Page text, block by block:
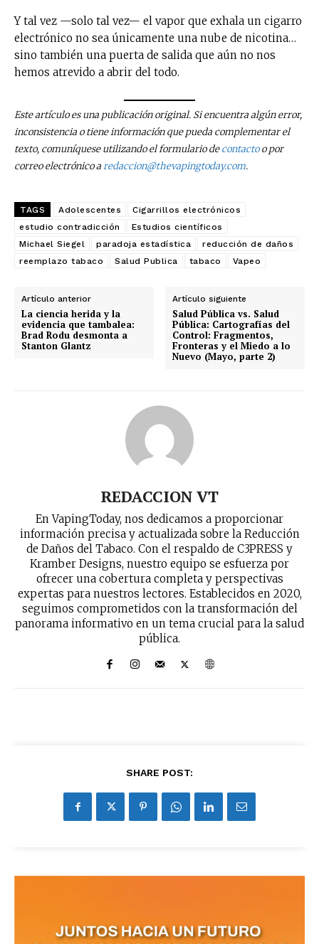
Y tal vez —solo tal vez— el vapor que exhala un cigarro
electrónico no sea únicamente una nube de nicotina…
sino también una puerta de salida que aún no nos
hemos atrevido a abrir del todo.
Este artículo es una publicación original. Si encuentra algún error,
inconsistencia o tiene información que pueda complementar el
texto, comuníquese utilizando el formulario decontactoo por
correo electrónico aredaccion@thevapingtoday.com.
TAGS Adolescentes
Cigarrillos electrónicos
estudio contradicción
Estudios científicos
Michael Siegel
paradoja estadística
reducción de daños
reemplazo tabaco
Salud Publica tabaco Vapeo
Artículo anterior
La ciencia herida y la
evidencia que tambalea:
Brad Rodu desmonta a
Stanton Glantz
Artículo siguiente
Salud Pública vs. Salud
Pública: Cartografías del
Control: Fragmentos,
Fronteras y el Miedo a lo
Nuevo (Mayo, parte 2)
REDACCION VT
En VapingToday, nos dedicamos a proporcionar
información precisa y actualizada sobre la Reducción
de Daños del Tabaco. Con el respaldo de C3PRESS y
Kramber Designs, nuestro equipo se esfuerza por
ofrecer una cobertura completa y perspectivas
expertas para nuestros lectores. Establecidos en 2020,
seguimos comprometidos con la transformación del
panorama informativo en un tema crucial para la salud
pública.
SHARE POST: